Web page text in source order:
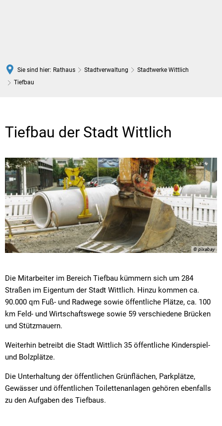
Sie sind hier: Rathaus Stadtverwaltung
Stadtwerke Wittlich
Tiefbau
Tiefbau der Stadt Wittlich
© pixabay
Die Mitarbeiter im Bereich Tiefbau kümmern sich um 284
Straßen im Eigentum der Stadt Wittlich. Hinzu kommen ca.
90.000 qm Fuß- und Radwege sowie öffentliche Plätze, ca. 100
km Feld- und Wirtschaftswege sowie 59 verschiedene Brücken
und Stützmauern.
Weiterhin betreibt die Stadt Wittlich 35 öffentliche Kinderspiel-
und Bolzplätze.
Die Unterhaltung der öffentlichen Grünflächen, Parkplätze,
Gewässer und öffentlichen Toilettenanlagen gehören ebenfalls
zu den Aufgaben des Tiefbaus.